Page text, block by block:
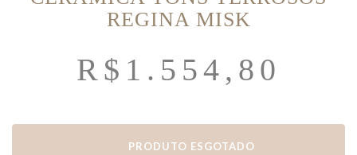
REGINA MISK
R$ 1.554,80
PRODUTO ESGOTADO